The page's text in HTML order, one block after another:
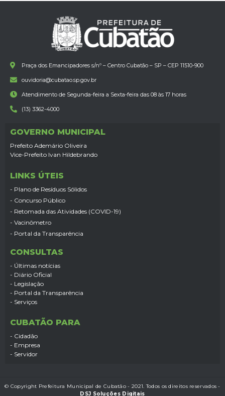
Praça dos Emancipadores s/nº – Centro Cubatão – SP – CEP 11510-900
ouvidoria@cubatao.sp.gov.br
Atendimento de Segunda-feira a Sexta-feira das 08 às 17 horas
(13) 3362-4000
GOVERNO MUNICIPAL
Prefeito Ademário Oliveira
Vice-Prefeito Ivan Hildebrando
LINKS ÚTEIS
- Plano de Resíduos Sólidos
- Concurso Público
- Retomada das Atividades (COVID-19)
- Vacinômetro
- Portal da Transparência
CONSULTAS
- Últimas notícias
- Diário Oficial
- Legislação
- Portal da Transparência
- Serviços
CUBATÃO PARA
- Cidadão
- Empresa
- Servidor
© Copyright Prefeitura Municipal de Cubatão - 2021. Todos os direitos reservados -
DSJ Soluções Digitais